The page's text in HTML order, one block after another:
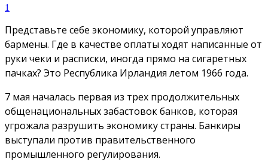
1
Представьте себе экономику, которой управляют
бармены. Где в качестве оплаты ходят написанные от
руки чеки и расписки, иногда прямо на сигаретных
пачках? Это Республика Ирландия летом 1966 года.
7 мая началась первая из трех продолжительных
общенациональных забастовок банков, которая
угрожала разрушить экономику страны. Банкиры
выступали против правительственного
промышленного регулирования.